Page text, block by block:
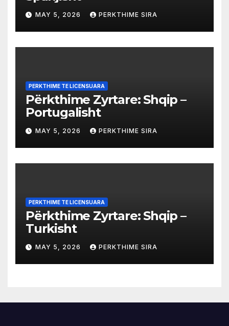
MAY 5, 2026 PERKTHIME SIRA
PERKTHIME TE LICENSUARA
Përkthime Zyrtare: Shqip –
Portugalisht
MAY 5, 2026 PERKTHIME SIRA
PERKTHIME TE LICENSUARA
Përkthime Zyrtare: Shqip –
Turkisht
MAY 5, 2026 PERKTHIME SIRA